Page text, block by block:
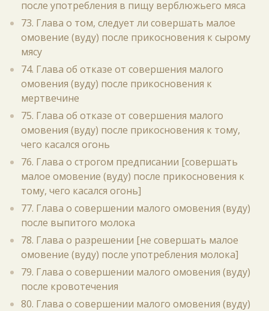
после употребления в пищу верблюжьего мяса
73. Глава о том, следует ли совершать малое
омовение (вуду) после прикосновения к сырому
мясу
74. Глава об отказе от совершения малого
омовения (вуду) после прикосновения к
мертвечине
75. Глава об отказе от совершения малого
омовения (вуду) после прикосновения к тому,
чего касался огонь
76. Глава о строгом предписании [совершать
малое омовение (вуду) после прикосновения к
тому, чего касался огонь]
77. Глава о совершении малого омовения (вуду)
после выпитого молока
78. Глава о разрешении [не совершать малое
омовение (вуду) после употребления молока]
79. Глава о совершении малого омовения (вуду)
после кровотечения
80. Глава о совершении малого омовения (вуду)